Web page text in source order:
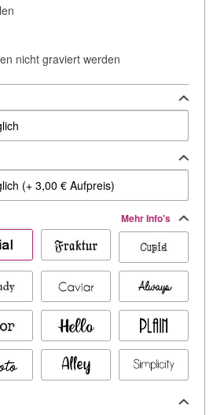
nicht graviert werden
Mehr Info's